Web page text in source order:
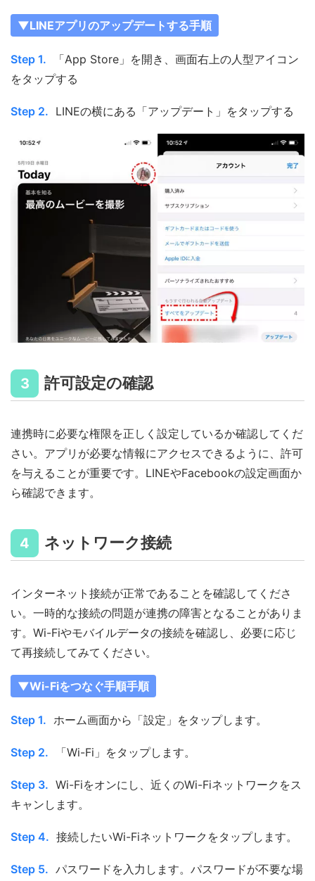
▼LINEアプリのアップデートする手順
Step 1.
「App Store」を開き、画面右上の人型アイコン
をタップする
Step 2. LINEの横にある「アップデート」をタップする
3 許可設定の確認
連携時に必要な権限を正しく設定しているか確認してくだ
さい。アプリが必要な情報にアクセスできるように、許可
を与えることが重要です。LINEやFacebookの設定画面か
ら確認できます。
4 ネットワーク接続
インターネット接続が正常であることを確認してくださ
い。一時的な接続の問題が連携の障害となることがありま
す。Wi-Fiやモバイルデータの接続を確認し、必要に応じ
て再接続してみてください。
▼Wi-Fiをつなぐ手順手順
Step 1. ホーム画面から「設定」をタップします。
Step 2. 「Wi-Fi」をタップします。
Step 3. Wi-Fiをオンにし、近くのWi-Fiネットワークをス
キャンします。
Step 4. 接続したいWi-Fiネットワークをタップします。
Step 5. パスワードを入力します。パスワードが不要な場